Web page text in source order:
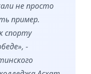
не просто
пример.
спорту
-